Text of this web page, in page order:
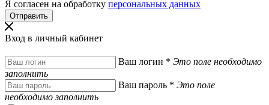
Я согласен на обработку персональных данных
Вход в личный кабинет
Ваш логин * Это поле необходимо
заполнить
Ваш пароль * Это поле
необходимо заполнить